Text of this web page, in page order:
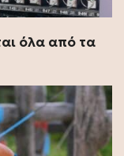
όλα από τα